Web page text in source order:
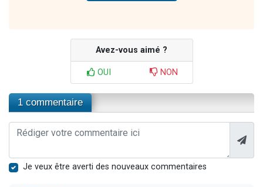
Avez-vous aimé ?
OUI NON
1 commentaire
Je veux être averti des nouveaux commentaires